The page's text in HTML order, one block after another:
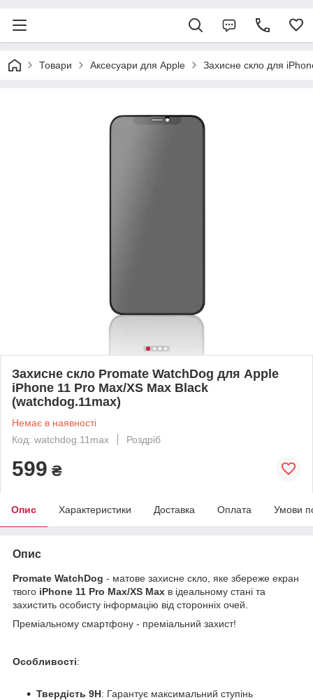
Товари Аксесуари для Apple Захисне скло для
Захисне скло Promate WatchDog для Apple
iPhone 11 Pro Max/XS Max Black
(watchdog.11max)
Немає в наявності
Код: watchdog.11max
Роздріб
599 ₴
Опис Характеристики Доставка Оплата Умови
Опис
Promate WatchDog - матове захисне скло, яке збереже екран
твого iPhone 11 Pro Max/XS Max в ідеальному стані та
захистить особисту інформацію від сторонніх очей.
Преміальному смартфону - преміальний захист!
Особливості:
Твердість 9Н: Гарантує максимальний ступінь